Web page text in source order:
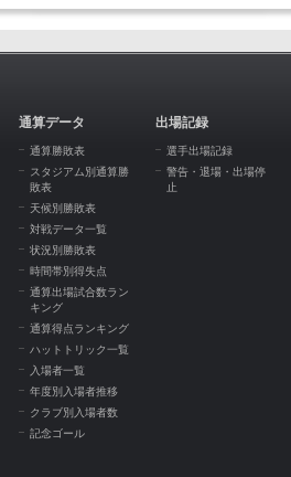
通算データ
通算勝敗表
スタジアム別通算勝
敗表
天候別勝敗表
対戦データ一覧
状況別勝敗表
時間帯別得失点
通算出場試合数ラン
キング
通算得点ランキング
ハットトリック一覧
入場者一覧
年度別入場者推移
クラブ別入場者数
記念ゴール
出場記録
選手出場記録
警告・退場・出場停
止